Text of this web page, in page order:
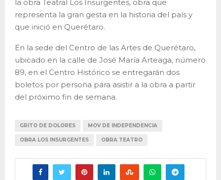
la obra Teatral Los Insurgentes, obra que
representa la gran gesta en la historia del país y
que inició en Querétaro.
En la sede del Centro de las Artes de Querétaro,
ubicado en la calle de José María Arteaga, número
89, en el Centro Histórico se entregarán dos
boletos por persona para asistir a la obra a partir
del próximo fin de semana.
GRITO DE DOLORES MOV DE INDEPENDENCIA
OBRA LOS INSURGENTES OBRA TEATRO